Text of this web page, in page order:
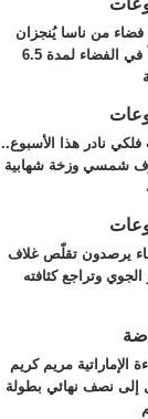
فضاء من ناسا يُنجزان
سيراً في الفضاء لمدة 6.5
نادر هذا الأسبوع..
شمسي وزخة شهابية
يرصدون تقلّص غلاف
الجوي وتراجع كثافته
الإماراتية مريم كريم
إلى نصف نهائي بطولة